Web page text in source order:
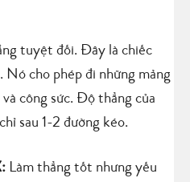
tuyệt đối. Đây là chiếc
Nó cho phép đi những mảng
công sức. Độ thẳng của
sau 1-2 đường kéo.
Làm thẳng tốt nhưng yếu